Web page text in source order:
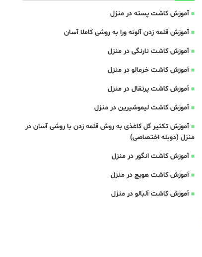
آموزش کاشت پسته در منزل
آموزش قلمه زدن آلوئه ورا به روشی کاملا آسان
آموزش کاشت نارنگی در منزل
آموزش کاشت خرمالو در منزل
آموزش کاشت پرتقال در منزل
آموزش کاشت لیموشیرین در منزل
آموزش تکثیر گل کاغذی به روش قلمه زدن با روشی آسان در
منزل (دوبله اختصاصی)
آموزش کاشت انگور در منزل
آموزش کاشت هویچ در منزل
آموزش کاشت آلبالو در منزل